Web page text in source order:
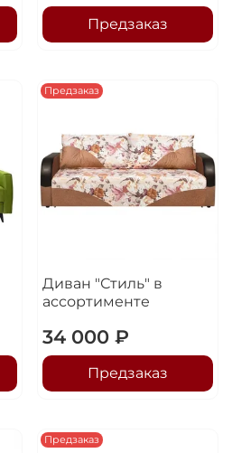
Предзаказ
Предзаказ
Диван "Стиль" в
ассортименте
34 000 ₽
Предзаказ
Предзаказ